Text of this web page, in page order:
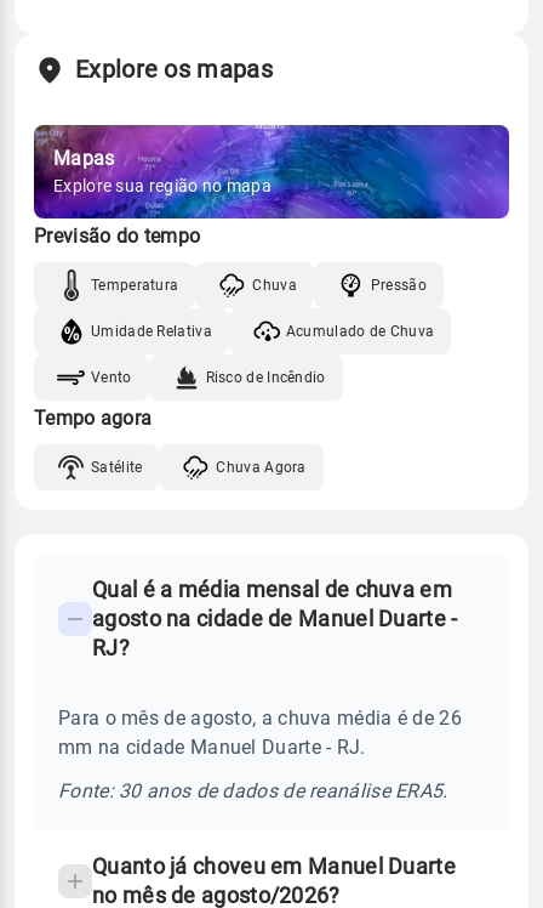
Explore os mapas
Mapas
Explore sua região no mapa
Previsão do tempo
Temperatura Chuva Pressão
Umidade Relativa Acumulado de Chuva
Vento Risco de Incêndio
Tempo agora
Satélite Chuva Agora
Perguntas
frequentes
chuva
temperatura
Qual é a média mensal de chuva em
agosto na cidade de Manuel Duarte -
RJ?
Para o mês de agosto, a chuva média é de 26
mm na cidade Manuel Duarte - RJ.
Fonte: 30 anos de dados de reanálise ERA5.
Quanto já choveu em Manuel Duarte
no mês de agosto/2026?